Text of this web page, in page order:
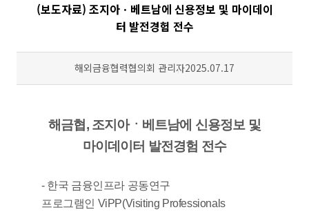
(보도자료) 조지아ㆍ베트남에 신용정보 및 마이데이
터 발전경험 전수
작성자
해외금융협력협의회 관리자등록일
2025.07.17
해금협, 조지아ㆍ베트남에 신용정보 및
마이데이터 발전경험 전수
- 한국 금융인프라 공동연구
프로그램인 ViPP(Visiting Professionals